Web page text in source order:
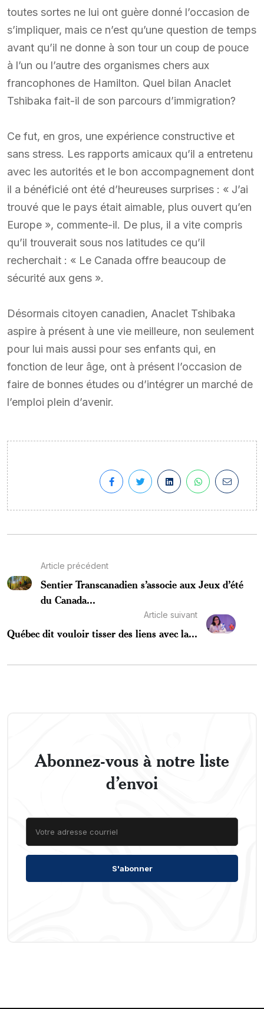
toutes sortes ne lui ont guère donné l’occasion de
s’impliquer, mais ce n’est qu’une question de temps
avant qu’il ne donne à son tour un coup de pouce
à l’un ou l’autre des organismes chers aux
francophones de Hamilton. Quel bilan Anaclet
Tshibaka fait-il de son parcours d’immigration?
Ce fut, en gros, une expérience constructive et
sans stress. Les rapports amicaux qu’il a entretenu
avec les autorités et le bon accompagnement dont
il a bénéficié ont été d’heureuses surprises : « J’ai
trouvé que le pays était aimable, plus ouvert qu’en
Europe », commente-il. De plus, il a vite compris
qu’il trouverait sous nos latitudes ce qu’il
recherchait : « Le Canada offre beaucoup de
sécurité aux gens ».
Désormais citoyen canadien, Anaclet Tshibaka
aspire à présent à une vie meilleure, non seulement
pour lui mais aussi pour ses enfants qui, en
fonction de leur âge, ont à présent l’occasion de
faire de bonnes études ou d’intégrer un marché de
l’emploi plein d’avenir.
Article précédent
Sentier Transcanadien s’associe aux Jeux d’été
du Canada...
Article suivant
Québec dit vouloir tisser des liens avec la...
Abonnez-vous à notre liste
d’envoi